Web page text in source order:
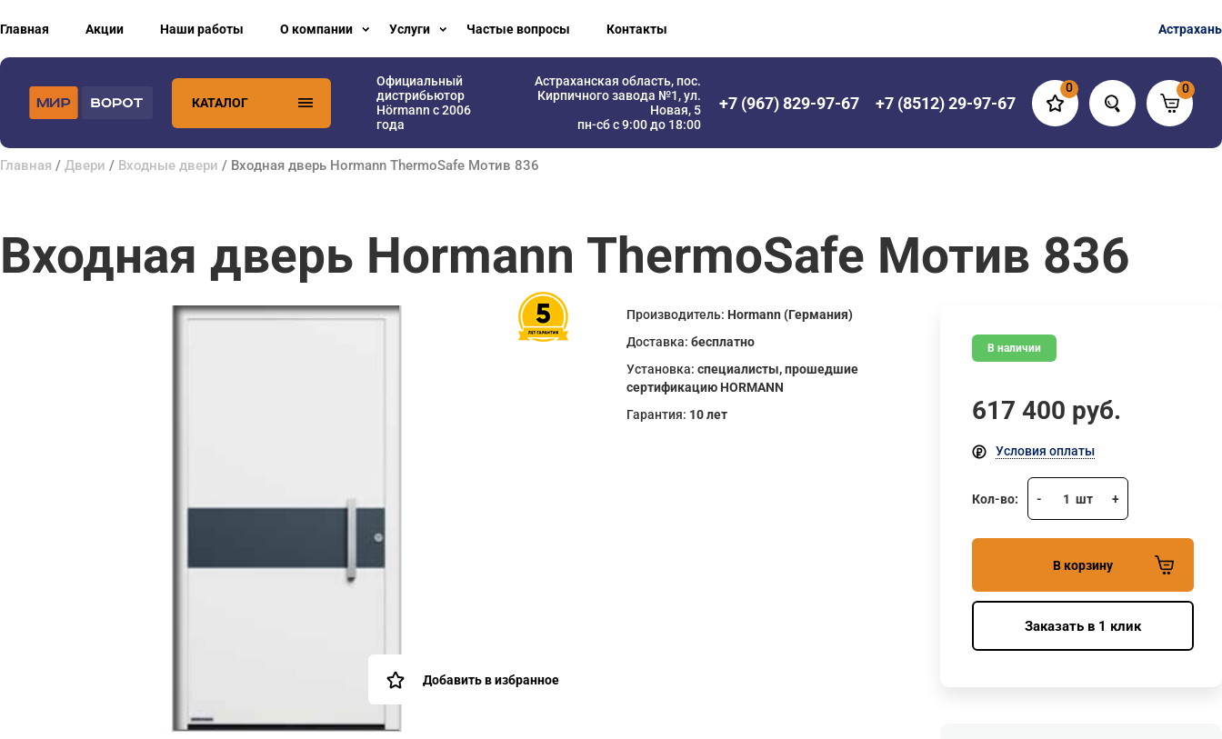
Главная Акции Наши работы О компании Услуги Частые вопросы Контакты Астрахань
КАТАЛОГ
Официальный
дистрибьютор
Hörmann с 2006
года
Астраханская область, пос.
Кирпичного завода №1, ул.
Новая, 5
пн-сб с 9:00 до 18:00
+7 (967) 829-97-67 +7 (8512) 29-97-67
0 0
Главная / Двери / Входные двери / Входная дверь Hormann ThermoSafe Мотив 836
Входная дверь Hormann ThermoSafe Мотив 836
Добавить в избранное
Производитель: Hormann (Германия)
Доставка:бесплатно
Установка:специалисты, прошедшие
сертификацию HORMANN
Гарантия: 10 лет
В наличии
617 400 руб.
Условия оплаты
Кол-во: - 1 шт +
В корзину
Заказать в 1 клик